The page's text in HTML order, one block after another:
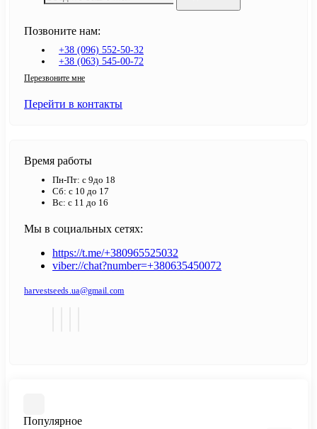
Позвоните нам:
+38 (096) 552-50-32
+38 (063) 545-00-72
Перезвоните мне
Перейти в контакты
Время работы
Пн-Пт: с 9до 18
Сб: с 10 до 17
Вс: с 11 до 16
Мы в социальных сетях:
https://t.me/+380965525032
viber://chat?number=+380635450072
harvestseeds.ua@gmail.com
Популярное